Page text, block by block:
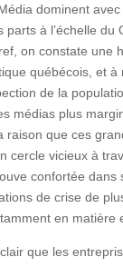
dominent
parts à l’échelle du
on constate une
québécois, et à
de la
médias plus
raison que ces
cercle vicieux à
confortée dans
de crise de
en matière
que les